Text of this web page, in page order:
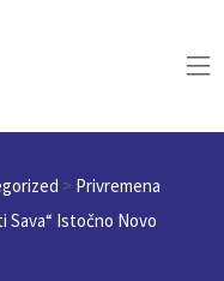
> Privremena
Sava“ Istočno Novo